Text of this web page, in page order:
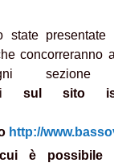
state
concorreranno
sezione
sul sito
http://
è possibile